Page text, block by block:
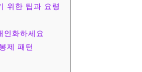
위한 팁과 요령
인화하세요
제 패턴